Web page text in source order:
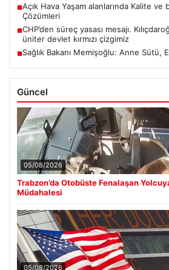
■Açık Hava Yaşam alanlarında Kalite ve
Çözümleri
■CHP’den süreç yasası mesajı.
üniter devlet kırmızı çizgimiz
■Sağlık Bakanı Memişoğlu: Anne Sütü,
Güncel
05/08/2026
Trabzon’da Otobüste Fenalaşan
Müdahalesi
05/08/2026